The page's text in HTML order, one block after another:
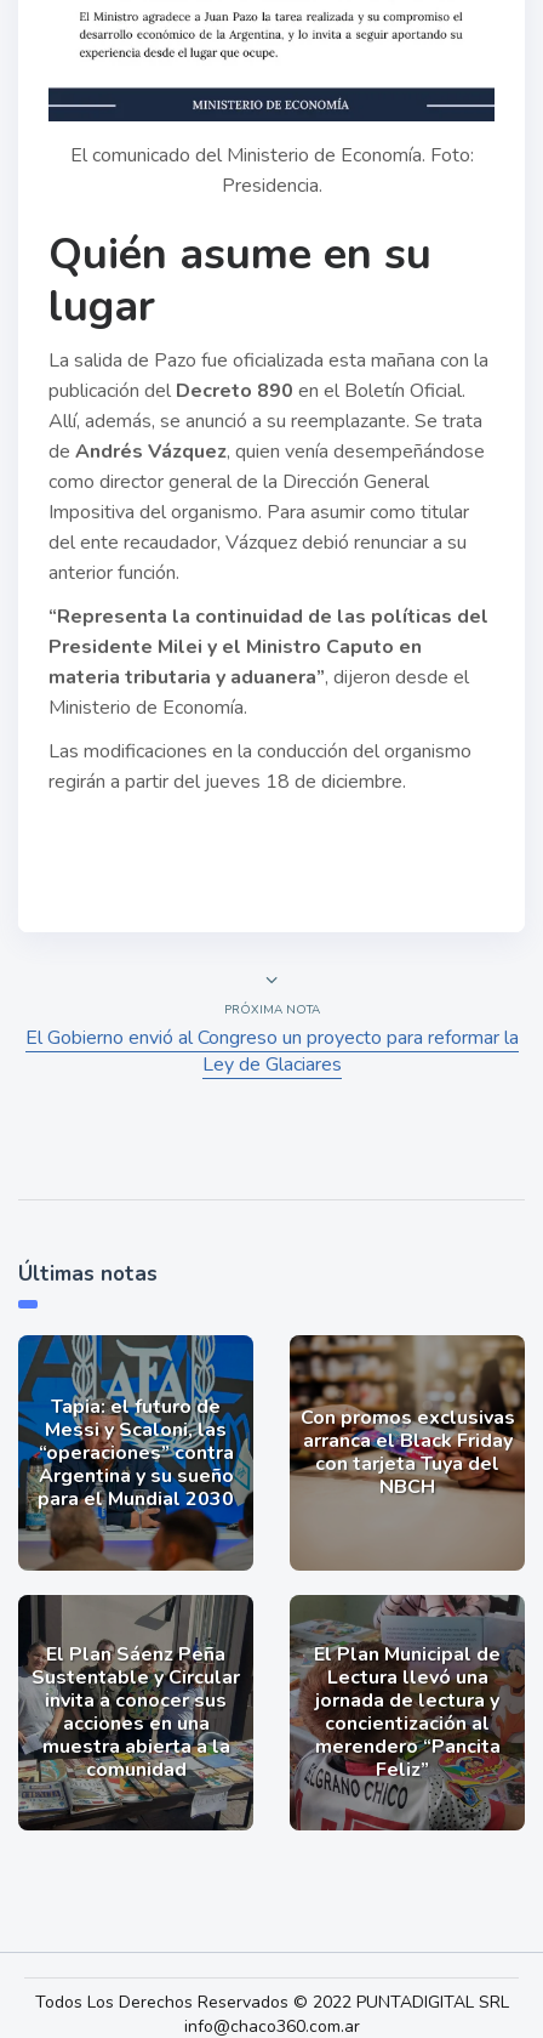
El comunicado del Ministerio de Economía. Foto:
Presidencia.
Quién asume en su
lugar
La salida de Pazo fue oficializada esta mañana con la
publicación del Decreto 890 en el Boletín Oficial.
Allí, además, se anunció a su reemplazante. Se trata
de Andrés Vázquez, quien venía desempeñándose
como director general de la Dirección General
Impositiva del organismo. Para asumir como titular
del ente recaudador, Vázquez debió renunciar a su
anterior función.
“Representa la continuidad de las políticas del
Presidente Milei y el Ministro Caputo en
materia tributaria y aduanera”, dijeron desde el
Ministerio de Economía.
Las modificaciones en la conducción del organismo
regirán a partir del jueves 18 de diciembre.
PRÓXIMA NOTA
El Gobierno envió al Congreso un proyecto para reformar la
Ley de Glaciares
Últimas notas
Tapia: el futuro de
Messi y Scaloni, las
“operaciones” contra
Argentina y su sueño
para el Mundial 2030
Con promos exclusivas
arranca el Black Friday
con tarjeta Tuya del
NBCH
El Plan Sáenz Peña
Sustentable y Circular
invita a conocer sus
acciones en una
muestra abierta a la
comunidad
El Plan Municipal de
Lectura llevó una
jornada de lectura y
concientización al
merendero “Pancita
Feliz”
Todos Los Derechos Reservados © 2022 PUNTADIGITAL SRL
info@chaco360.com.ar